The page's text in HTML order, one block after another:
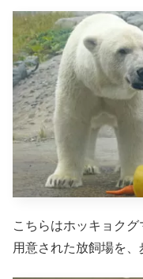
こちらはホッキョク
用意された放飼場を、